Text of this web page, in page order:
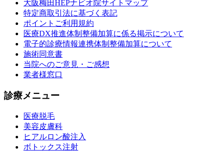
大阪梅田HEPナビオ院サイトマップ
特定商取引法に基づく表記
ポイントご利用規約
医療DX推進体制整備加算に係る掲示について
電子的診療情報連携体制整備加算について
施術同意書
当院へのご意見・ご感想
業者様窓口
診療メニュー
医療脱毛
美容皮膚科
ヒアルロン酸注入
ボトックス注射